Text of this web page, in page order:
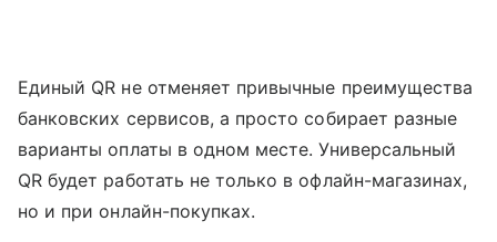
Единый QR не отменяет привычные преимущества
банковских сервисов, а просто собирает разные
варианты оплаты в одном месте. Универсальный
QR будет работать не только в офлайн-магазинах,
но и при онлайн-покупках.